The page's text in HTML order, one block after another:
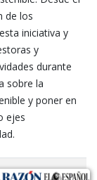
de los
iniciativa y
y
durante
sobre la
y poner en
ejes